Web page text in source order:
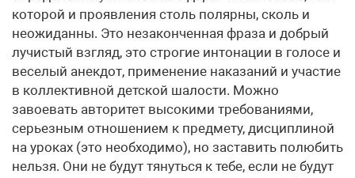
которой и проявления столь полярны, сколь и
неожиданны. Это незаконченная фраза и добрый
лучистый взгляд, это строгие интонации в голосе и
веселый анекдот, применение наказаний и участие
в коллективной детской шалости. Можно
завоевать авторитет высокими требованиями,
серьезным отношением к предмету, дисциплиной
на уроках (это необходимо), но заставить полюбить
нельзя. Они не будут тянуться к тебе, если не будут